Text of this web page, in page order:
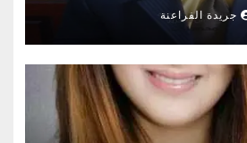
جريدة الفراعنة